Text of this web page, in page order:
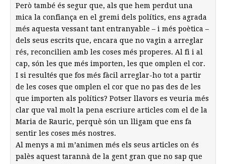
Però també és segur que, als que hem perdut una
mica la confiança en el gremi dels polítics, ens agrada
més aquesta vessant tant entranyable – i més poètica –
dels seus escrits que, encara que no vagin a arreglar
rés, reconcilien amb les coses més properes. Al fi i al
cap, són les que més importen, les que omplen el cor.
I si resultés que fos més fàcil arreglar-ho tot a partir
de les coses que omplen el cor que no pas des de les
que importen als polítics? Potser llavors es veuria més
clar que val molt la pena escriure articles com el de la
Maria de Rauric, perquè són un lligam que ens fa
sentir les coses més nostres.
Al menys a mi m’animen més els seus articles on és
palès aquest tarannà de la gent gran que no sap que